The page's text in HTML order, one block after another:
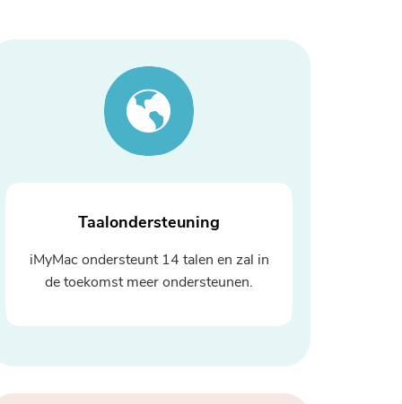
Taalondersteuning
iMyMac ondersteunt 14 talen en zal in
de toekomst meer ondersteunen.